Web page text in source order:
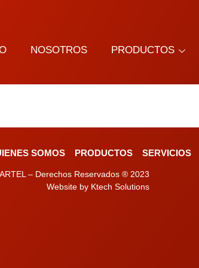
NOSOTROS PRODUCTOS
SOMOS PRODUCTOS SERVICIOS
– Derechos Reservados ® 2023
Website by Ktech Solutions